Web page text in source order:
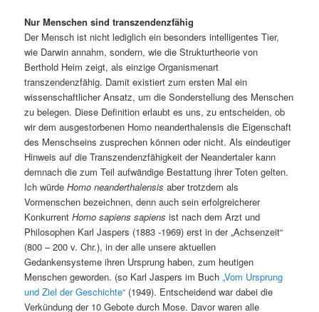
Nur Menschen sind transzendenzfähig
Der Mensch ist nicht lediglich ein besonders intelligentes Tier,
wie Darwin annahm, sondern, wie die Strukturtheorie von
Berthold Heim zeigt, als einzige Organismenart
transzendenzfähig. Damit existiert zum ersten Mal ein
wissenschaftlicher Ansatz, um die Sonderstellung des Menschen
zu belegen. Diese Definition erlaubt es uns, zu entscheiden, ob
wir dem ausgestorbenen Homo neanderthalensis die Eigenschaft
des Menschseins zusprechen können oder nicht. Als eindeutiger
Hinweis auf die Transzendenzfähigkeit der Neandertaler kann
demnach die zum Teil aufwändige Bestattung ihrer Toten gelten.
Ich würdeHomo neanderthalensis aber trotzdem als
Vormenschen bezeichnen, denn auch sein erfolgreicherer
Konkurrent Homo sapiens sapiens ist nach dem Arzt und
Philosophen Karl Jaspers (1883 -1969) erst in der „Achsenzeit“
(800 – 200 v. Chr.), in der alle unsere aktuellen
Gedankensysteme ihren Ursprung haben, zum heutigen
Menschen geworden. (so Karl Jaspers im Buch„Vom Ursprung
und Ziel der Geschichte“ (1949). Entscheidend war dabei die
Verkündung der 10 Gebote durch Mose. Davor waren alle